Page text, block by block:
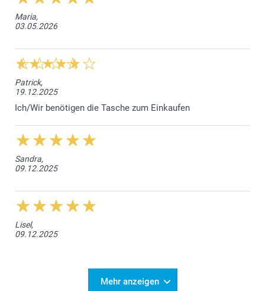
Maria,
03.05.2026
Patrick,
19.12.2025
Ich/Wir benötigen die Tasche zum Einkaufen
Sandra,
09.12.2025
Lisel,
09.12.2025
Mehr anzeigen